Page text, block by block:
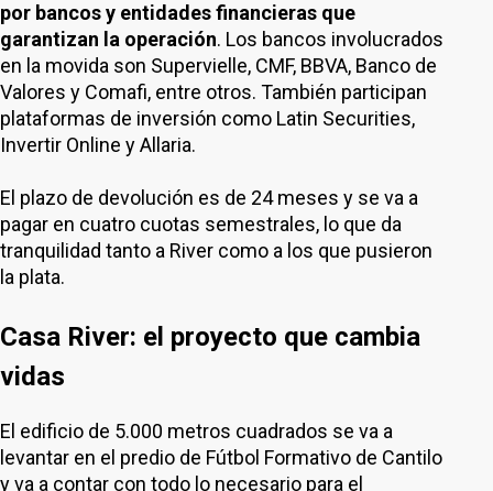
por bancos y entidades financieras que
garantizan la operación. Los bancos involucrados
en la movida son Supervielle, CMF, BBVA, Banco de
Valores y Comafi, entre otros. También participan
plataformas de inversión como Latin Securities,
Invertir Online y Allaria.
El plazo de devolución es de 24 meses y se va a
pagar en cuatro cuotas semestrales, lo que da
tranquilidad tanto a River como a los que pusieron
la plata.
Casa River: el proyecto que cambia
vidas
El edificio de 5.000 metros cuadrados se va a
levantar en el predio de Fútbol Formativo de Cantilo
y va a contar con todo lo necesario para el